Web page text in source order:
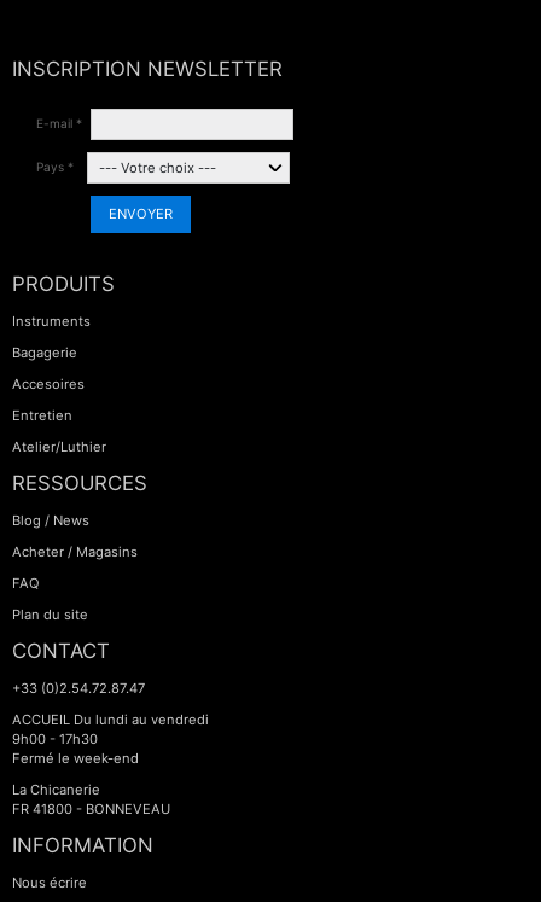
INSCRIPTION NEWSLETTER
E-mail *
Pays *
ENVOYER
PRODUITS
Instruments
Bagagerie
Accesoires
Entretien
Atelier/Luthier
RESSOURCES
Blog / News
Acheter / Magasins
FAQ
Plan du site
CONTACT
+33 (0)2.54.72.87.47
ACCUEIL Du lundi au vendredi
9h00 - 17h30
Fermé le week-end
La Chicanerie
FR 41800 - BONNEVEAU
INFORMATION
Nous écrire